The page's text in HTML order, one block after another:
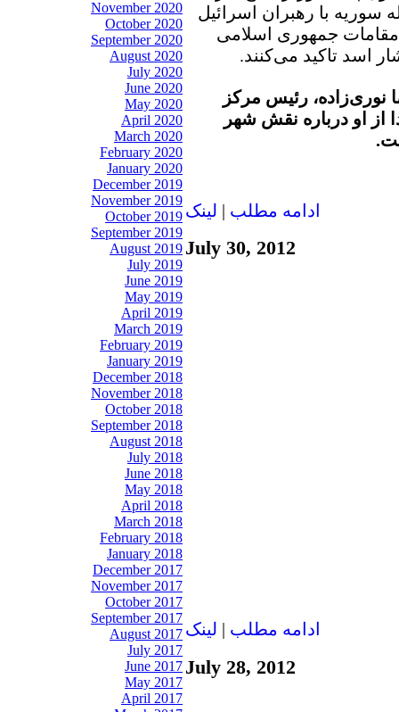
November 2020
October 2020
September 2020
August 2020
July 2020
June 2020
May 2020
April 2020
March 2020
February 2020
January 2020
December 2019
November 2019
October 2019
September 2019
August 2019
July 2019
June 2019
May 2019
April 2019
March 2019
February 2019
January 2019
December 2018
November 2018
October 2018
September 2018
August 2018
July 2018
June 2018
May 2018
April 2018
March 2018
February 2018
January 2018
December 2017
November 2017
October 2017
September 2017
August 2017
July 2017
June 2017
May 2017
April 2017
سوریه با رهبران اسرائیل
مقامات جمهوری اسلامی
اسد تاکید می‌کنند.
نوری‌زاده، رئیس مرکز
از او درباره نقش شهر
ادامه مطلب | لينک
July 30, 2012
ادامه مطلب | لينک
July 28, 2012